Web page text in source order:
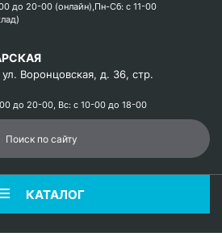
до 20-00 (онлайн),Пн-Сб: с 11-00
Воронцовская, д. 36, стр.
до 20-00, Вс: с 10-00 до 18-00
КАТАЛОГ